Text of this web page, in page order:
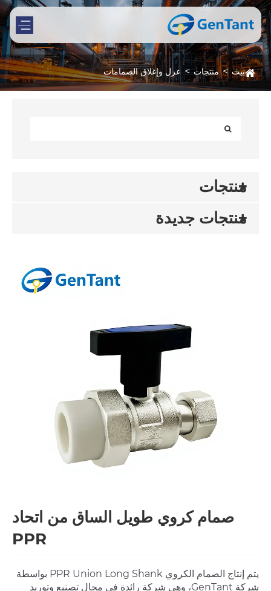
بيت منتجات عزل وإغلاق الصمامات
منتجات
منتجات جديدة
صمام كروي طويل الساق من اتحاد
PPR
يتم إنتاج الصمام الكروي PPR Union Long Shank بواسطة
شركة GenTant، وهي شركة رائدة في مجال تصنيع وتوريد